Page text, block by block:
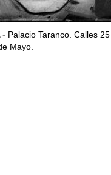
- Palacio Taranco. Calles
Mayo.